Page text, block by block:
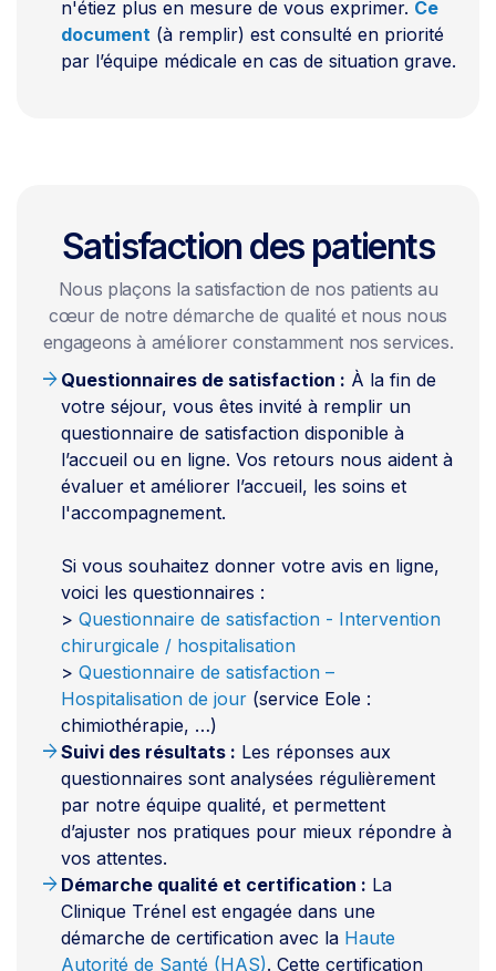
n'étiez plus en mesure de vous exprimer. Ce
document (à remplir) est consulté en priorité
par l’équipe médicale en cas de situation grave.
Satisfaction des patients
Nous plaçons la satisfaction de nos patients au
cœur de notre démarche de qualité et nous nous
engageons à améliorer constamment nos services.
arrow_forward Questionnaires de satisfaction : À la fin de
votre séjour, vous êtes invité à remplir un
questionnaire de satisfaction disponible à
l’accueil ou en ligne. Vos retours nous aident à
évaluer et améliorer l’accueil, les soins et
l'accompagnement.
Si vous souhaitez donner votre avis en ligne,
voici les questionnaires :
> Questionnaire de satisfaction - Intervention
chirurgicale / hospitalisation
> Questionnaire de satisfaction –
Hospitalisation de jour (service Eole :
chimiothérapie, …)
arrow_forwardSuivi des résultats : Les réponses aux
questionnaires sont analysées régulièrement
par notre équipe qualité, et permettent
d’ajuster nos pratiques pour mieux répondre à
vos attentes.
arrow_forward Démarche qualité et certification : La
Clinique Trénel est engagée dans une
démarche de certification avec la Haute
Autorité de Santé (HAS). Cette certification